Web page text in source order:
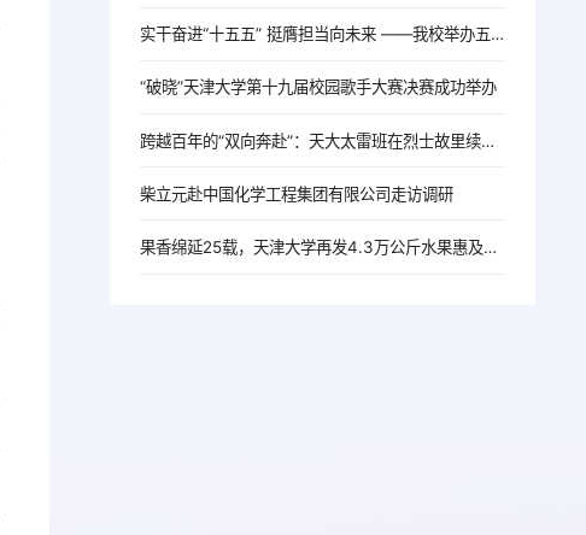
实干奋进“十五五” 挺膺担当向未来 ——我校举办五四主题团日活动
“破晓”天津大学第十九届校园歌手大赛决赛成功举办
跨越百年的“双向奔赴”：天大太雷班在烈士故里续写青春答卷
柴立元赴中国化学工程集团有限公司走访调研
果香绵延25载，天津大学再发4.3万公斤水果惠及4.6万学子